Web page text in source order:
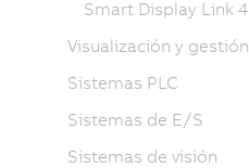
Smart Display Link 4
Visualización y gestión
Sistemas PLC
Sistemas de E/S
Sistemas de visión